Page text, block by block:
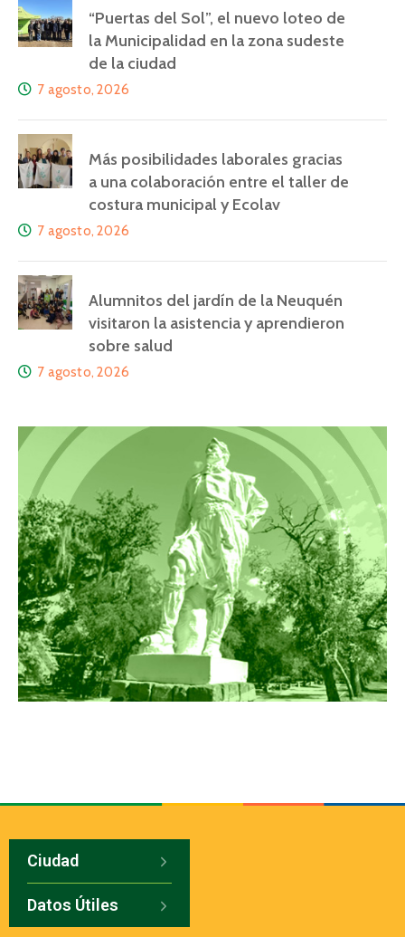
“Puertas del Sol”, el nuevo loteo de
la Municipalidad en la zona sudeste
de la ciudad
7 agosto, 2026
Más posibilidades laborales gracias
a una colaboración entre el taller de
costura municipal y Ecolav
7 agosto, 2026
Alumnitos del jardín de la Neuquén
visitaron la asistencia y aprendieron
sobre salud
7 agosto, 2026
Ciudad
Datos Útiles